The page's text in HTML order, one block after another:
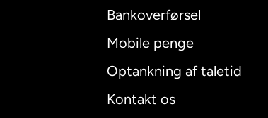
Bankoverførsel
Mobile penge
Optankning af taletid
Kontakt os